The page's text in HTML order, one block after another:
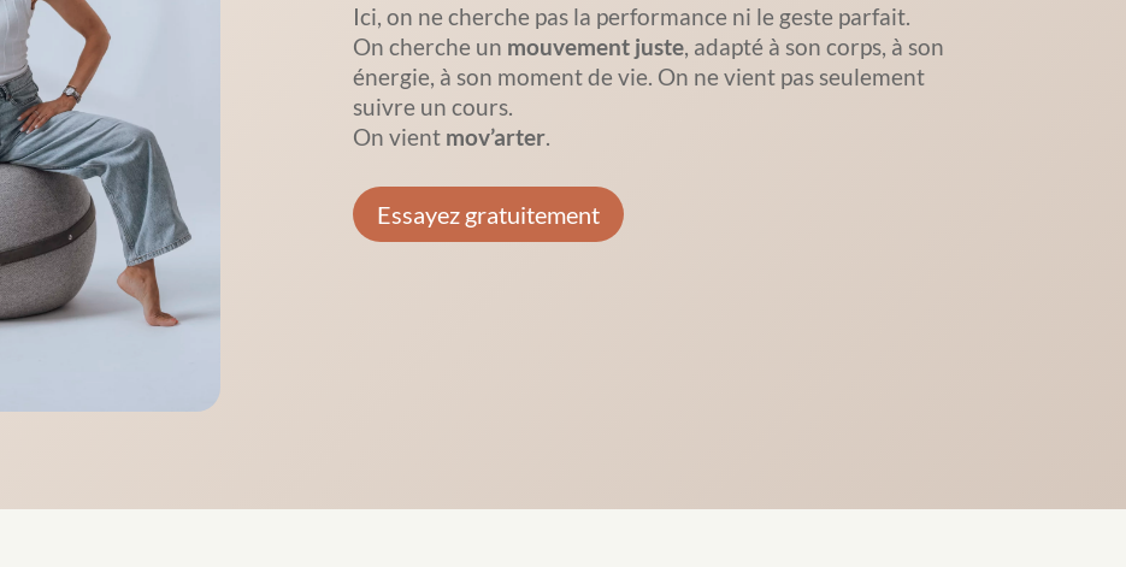
Ici, on ne cherche pas la performance ni le geste parfait.
On cherche un mouvement juste, adapté à son corps, à son
énergie, à son moment de vie. On ne vient pas seulement
suivre un cours.
On vient mov’arter.
Essayez gratuitement